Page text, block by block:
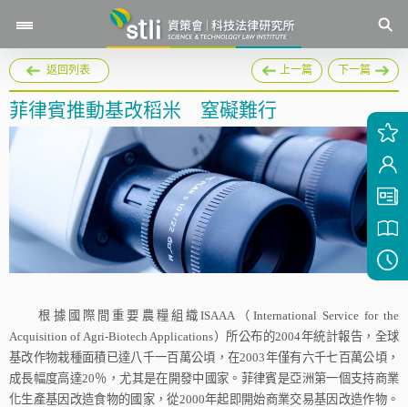
返回列表 上一篇 下一篇
菲律賓推動基改稻米 窒礙難行
根據國際間重要農糧組織ISAAA （ International Service for the
Acquisition of Agri-Biotech Applications）所公布的2004年統計報告，全球
基改作物栽種面積已達八千一百萬公頃 ，在2003年僅有六千七百萬公頃 ，
成長幅度高達20％，尤其是在開發中國家。菲律賓是亞洲第一個支持商業
化生產基因改造食物的國家，從2000年起即開始商業交易基因改造作物。